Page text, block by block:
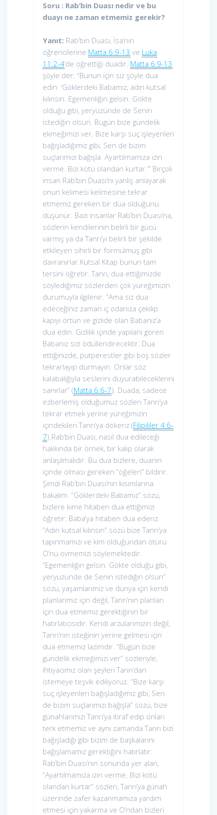
Soru : Rab’bin Duası nedir ve bu
duayı ne zaman etmemiz gerekir?
Yanıt: Rab’bin Duası, İsa’nın
öğrencilerine Matta 6:9-13 ve Luka
11:2-4’de öğrettiği duadır. Matta 6:9-13
şöyle der: “Bunun için siz şöyle dua
edin: ‘Göklerdeki Babamız, adın kutsal
kılınsın. Egemenliğin gelsin. Gökte
olduğu gibi, yeryüzünde de Senin
istediğin olsun. Bugün bize gündelik
ekmeğimizi ver. Bize karşı suç işleyenleri
bağışladığımız gibi, Sen de bizim
suçlarımızı bağışla. Ayartılmamıza izin
verme. Bizi kötü olandan kurtar.’” Birçok
insan Rab’bin Duası’nı yanlış anlayarak
onun kelimesi kelimesine tekrar
etmemiz gereken bir dua olduğunu
düşünür. Bazı insanlar Rab’bin Duası’na,
sözlerin kendilerinin belirli bir gücü
varmış ya da Tanrı’yı belirli bir şekilde
etkileyen sihirli bir formülmüş gibi
davranırlar.Kutsal Kitap bunun tam
tersini öğretir. Tanrı, dua ettiğimizde
söylediğimiz sözlerden çok yüreğimizin
durumuyla ilgilenir. “Ama siz dua
edeceğiniz zaman iç odanıza çekilip
kapıyı örtün ve gizlide olan Babanız’a
dua edin. Gizlilik içinde yapılanı gören
Babanız sizi ödüllendirecektir. Dua
ettiğinizde, putperestler gibi boş sözler
tekrarlayıp durmayın. Onlar söz
kalabalığıyla seslerini duyurabileceklerini
sanırlar” (Matta 6:6-7). Duada, sadece
ezberlemiş olduğumuz sözleri Tanrı’ya
tekrar etmek yerine yüreğimizin
içindekileri Tanrı’ya dökeriz (Filipililer 4:6-
7).Rab’bin Duası, nasıl dua edileceği
hakkında bir örnek, bir kalıp olarak
anlaşılmalıdır. Bu dua bizlere, duanın
içinde olması gereken “öğeleri” bildirir.
Şimdi Rab’bin Duası’nın kısımlarına
bakalım. “Göklerdeki Babamız” sözü,
bizlere kime hitaben dua ettiğimizi
öğretir: Baba’ya hitaben dua ederiz.
“Adın kutsal kılınsın” sözü bize Tanrı’ya
tapınmamızı ve kim olduğundan ötürü
O’nu övmemizi söylemektedir.
“Egemenliğin gelsin. Gökte olduğu gibi,
yeryüzünde de Senin istediğin olsun”
sözü, yaşamlarımız ve dünya için kendi
planlarımız için değil, Tanrı’nın planları
için dua etmemiz gerektiğinin bir
hatırlatıcısıdır. Kendi arzularımızın değil,
Tanrı’nın isteğinin yerine gelmesi için
dua etmemiz lazımdır. “Bugün bize
gündelik ekmeğimizi ver” sözleriyle,
ihtiyacımız olan şeyleri Tanrı’dan
istemeye teşvik ediliyoruz. “Bize karşı
suç işleyenleri bağışladığımız gibi, Sen
de bizim suçlarımızı bağışla” sözü, bize
günahlarımızı Tanrı’ya itiraf edip onları
terk etmemiz ve aynı zamanda Tanrı bizi
bağışladığı gibi bizim de başkalarını
bağışlamamız gerektiğini hatırlatır.
Rab’bin Duası’nın sonunda yer alan,
“Ayartılmamıza izin verme. Bizi kötü
olandan kurtar” sözleri, Tanrı’ya günah
üzerinde zafer kazanmamıza yardım
etmesi için yakarma ve O’ndan bizleri